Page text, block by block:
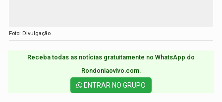
Foto: Divulgação
Receba todas as notícias gratuitamente no WhatsApp do
Rondoniaovivo.com.​
ENTRAR NO GRUPO